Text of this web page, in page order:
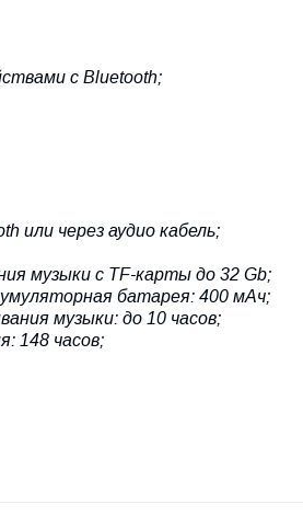
с Bluetooth;
или через аудио кабель;
музыки с TF-карты до 32 Gb;
батарея: 400 мАч;
музыки: до 10 часов;
148 часов;